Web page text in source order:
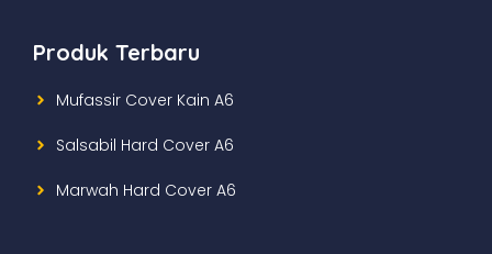
Produk Terbaru
Mufassir Cover Kain A6
Salsabil Hard Cover A6
Marwah Hard Cover A6